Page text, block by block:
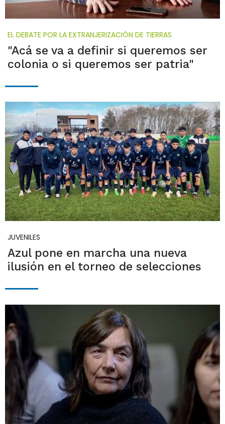
EL DEBATE POR LA EXTRANJERIZACIÓN DE TIERRAS
"Acá se va a definir si queremos ser
colonia o si queremos ser patria"
JUVENILES
Azul pone en marcha una nueva
ilusión en el torneo de selecciones